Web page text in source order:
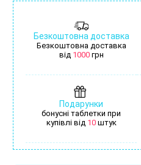
Безкоштовна доставка
Безкоштовна доставка
від 1000грн
Подарунки
бонусні таблетки при
купівлі від 10штук